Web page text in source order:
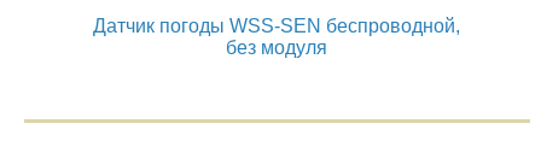
Датчик погоды WSS-SEN беспроводной,
без модуля